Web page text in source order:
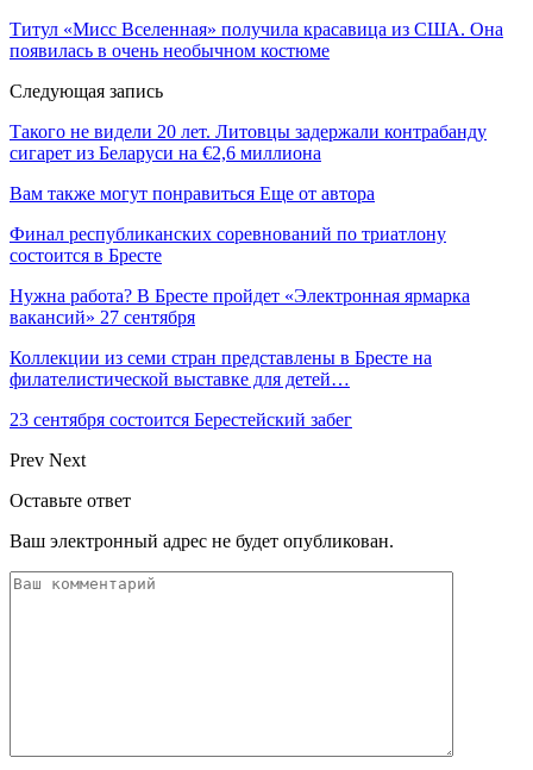
Титул «Мисс Вселенная» получила красавица из США. Она
появилась в очень необычном костюме
Следующая запись
Такого не видели 20 лет. Литовцы задержали контрабанду
сигарет из Беларуси на €2,6 миллиона
Вам также могут понравиться Еще от автора
Финал республиканских соревнований по триатлону
состоится в Бресте
Нужна работа? В Бресте пройдет «Электронная ярмарка
вакансий» 27 сентября
Коллекции из семи стран представлены в Бресте на
филателистической выставке для детей…
23 сентября состоится Берестейский забег
Prev Next
Оставьте ответ
Ваш электронный адрес не будет опубликован.